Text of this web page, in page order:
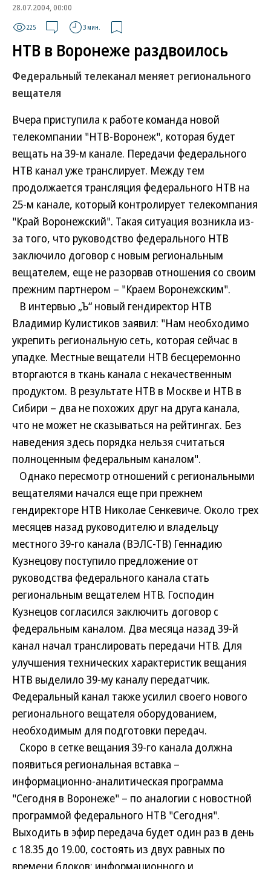
28.07.2004, 00:00
225 3 мин.
НТВ в Воронеже раздвоилось
Федеральный телеканал меняет регионального
вещателя
Вчера приступила к работе команда новой
телекомпании "НТВ-Воронеж", которая будет
вещать на 39-м канале. Передачи федерального
НТВ канал уже транслирует. Между тем
продолжается трансляция федерального НТВ на
25-м канале, который контролирует телекомпания
"Край Воронежский". Такая ситуация возникла из-
за того, что руководство федерального НТВ
заключило договор с новым региональным
вещателем, еще не разорвав отношения со своим
прежним партнером – "Краем Воронежским".
В интервью „Ъ“ новый гендиректор НТВ
Владимир Кулистиков заявил: "Нам необходимо
укрепить региональную сеть, которая сейчас в
упадке. Местные вещатели НТВ бесцеремонно
вторгаются в ткань канала с некачественным
продуктом. В результате НТВ в Москве и НТВ в
Сибири – два не похожих друг на друга канала,
что не может не сказываться на рейтингах. Без
наведения здесь порядка нельзя считаться
полноценным федеральным каналом".
Однако пересмотр отношений с региональными
вещателями начался еще при прежнем
гендиректоре НТВ Николае Сенкевиче. Около трех
месяцев назад руководителю и владельцу
местного 39-го канала (ВЭЛС-ТВ) Геннадию
Кузнецову поступило предложение от
руководства федерального канала стать
региональным вещателем НТВ. Господин
Кузнецов согласился заключить договор с
федеральным каналом. Два месяца назад 39-й
канал начал транслировать передачи НТВ. Для
улучшения технических характеристик вещания
НТВ выделило 39-му каналу передатчик.
Федеральный канал также усилил своего нового
регионального вещателя оборудованием,
необходимым для подготовки передач.
Скоро в сетке вещания 39-го канала должна
появиться региональная вставка –
информационно-аналитическая программа
"Сегодня в Воронеже" – по аналогии с новостной
программой федерального НТВ "Сегодня".
Выходить в эфир передача будет один раз в день
с 18.35 до 19.00, состоять из двух равных по
времени блоков: информационного и